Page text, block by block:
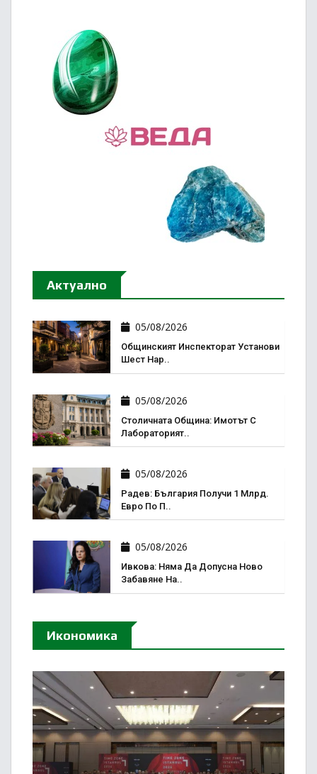
Актуално
05/08/2026
Общинският Инспекторат Установи
Шест Нар..
05/08/2026
Столичната Община: Имотът С
Лабораторият..
05/08/2026
Радев: България Получи 1 Млрд.
Евро По П..
05/08/2026
Ивкова: Няма Да Допусна Ново
Забавяне На..
Икономика